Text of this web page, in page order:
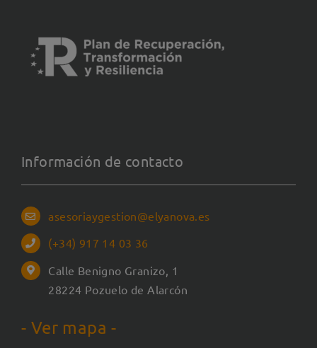
Información de contacto
asesoriaygestion@elyanova.es
(+34) 917 14 03 36
Calle Benigno Granizo, 1
28224 Pozuelo de Alarcón
- Ver mapa -